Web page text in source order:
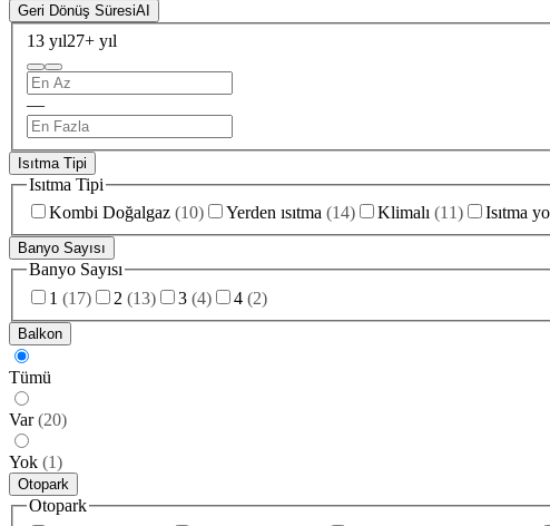
Geri Dönüş SüresiAI
13 yıl27+ yıl
—
Isıtma Tipi
Isıtma Tipi
Kombi Doğalgaz (10) Yerden ısıtma (14) Klimalı (11) Isıtma
Banyo Sayısı
Banyo Sayısı
1 (17) 2 (13) 3 (4) 4 (2)
Balkon
Tümü
Var (20)
Yok (1)
Otopark
Otopark